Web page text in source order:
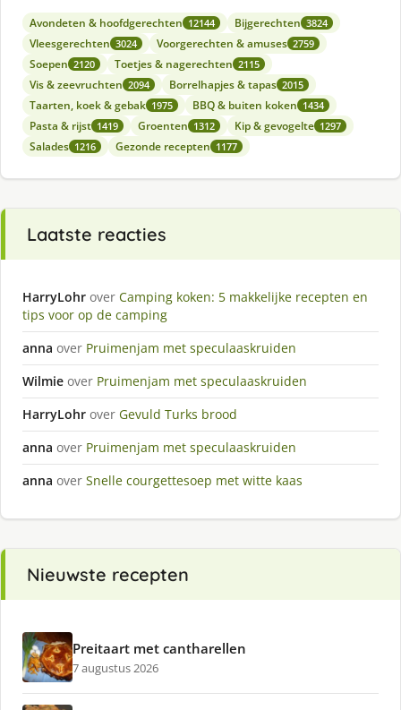
Avondeten & hoofdgerechten 12144 Bijgerechten 3824
Vleesgerechten 3024 Voorgerechten & amuses 2759
Soepen 2120 Toetjes & nagerechten 2115
Vis & zeevruchten 2094 Borrelhapjes & tapas 2015
Taarten, koek & gebak 1975 BBQ & buiten koken 1434
Pasta & rijst 1419 Groenten 1312 Kip & gevogelte 1297
Salades 1216 Gezonde recepten 1177
Laatste reacties
HarryLohr over Camping koken: 5 makkelijke recepten en
tips voor op de camping
anna over Pruimenjam met speculaaskruiden
Wilmie over Pruimenjam met speculaaskruiden
HarryLohr over Gevuld Turks brood
anna over Pruimenjam met speculaaskruiden
anna over Snelle courgettesoep met witte kaas
Nieuwste recepten
Preitaart met cantharellen
7 augustus 2026